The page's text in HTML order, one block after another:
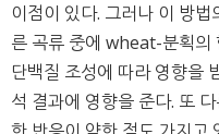
이점이 있다. 그러나 이 방
른 곡류 중에 wheat-분획의
단백질 조성에 따라 영향을
석 결과에 영향을 준다. 또